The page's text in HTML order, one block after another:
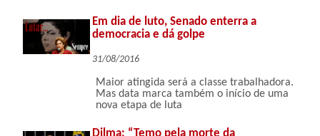
Em dia de luto, Senado enterra a
democracia e dá golpe
31/08/2016
Maior atingida será a classe trabalhadora.
Mas data marca também o início de uma
nova etapa de luta
Dilma: “Temo pela morte da